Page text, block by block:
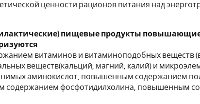
ценности рационов питания над
пищевые продукты
витаминов и витаминоподобных веществ
веществ(кальций, магний, калий) и
аминокислот, повышенным содержанием
содержанием фосфотидилхолина, повышенным